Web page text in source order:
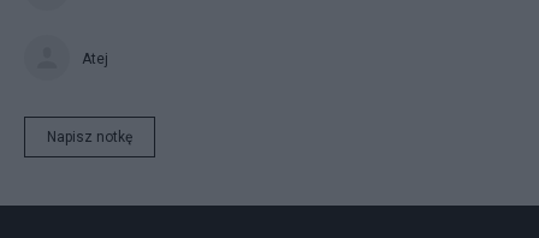
Atej
Napisz notkę